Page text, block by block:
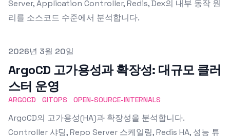
Server, Application Controller, Redis, Dex의 내부 동작 원
리를 소스코드 수준에서 분석합니다.
Published on
2026년 3월 20일
ArgoCD 고가용성과 확장성: 대규모 클러
스터 운영
ARGOCD GITOPS OPEN-SOURCE-INTERNALS
ArgoCD의 고가용성(HA)과 확장성을 분석합니다.
Controller 샤딩, Repo Server 스케일링, Redis HA, 성능 튜